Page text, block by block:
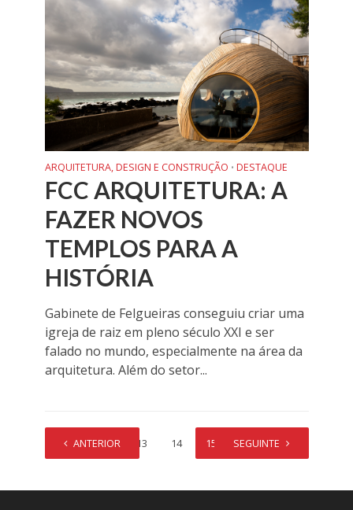
ARQUITETURA, DESIGN E CONSTRUÇÃO • DESTAQUE
FCC ARQUITETURA: A
FAZER NOVOS
TEMPLOS PARA A
HISTÓRIA
Gabinete de Felgueiras conseguiu criar uma
igreja de raiz em pleno século XXI e ser
falado no mundo, especialmente na área da
arquitetura. Além do setor...
ANTERIOR
1 … 13 14 15 16 17
SEGUINTE